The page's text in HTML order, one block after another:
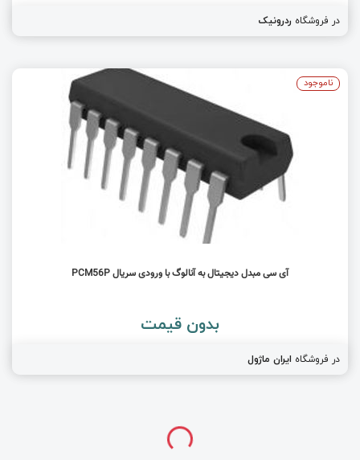
در فروشگاه ردرونیک
آی سی مبدل دیجیتال به آنالوگ با ورودی سریال PCM56P
بدون قیمت
در فروشگاه ایران ماژول
ناموجود